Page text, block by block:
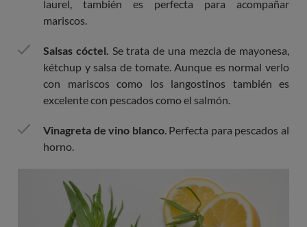
laurel, también es perfecta para acompañar
mariscos.
Salsas cóctel. Se trata de una mezcla de mayonesa,
kétchup y salsa de tomate. Aunque es normal verlo
con mariscos como los langostinos también es
excelente con pescados como el salmón.
Vinagreta de vino blanco. Perfecta para pescados al
horno.